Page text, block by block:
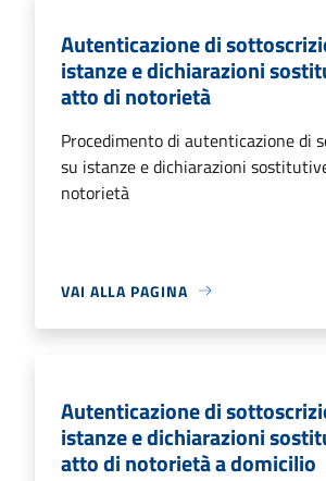
Autenticazione di
istanze e dichiarazioni
atto di notorietà
Procedimento di autenticazione di
su istanze e dichiarazioni
notorietà
VAI ALLA PAGINA
Autenticazione di
istanze e dichiarazioni
atto di notorietà a domicilio